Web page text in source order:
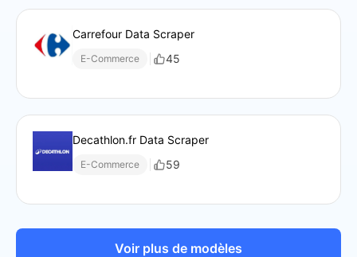
Carrefour Data Scraper
E-Commerce 45
Decathlon.fr Data Scraper
E-Commerce 59
Voir plus de modèles